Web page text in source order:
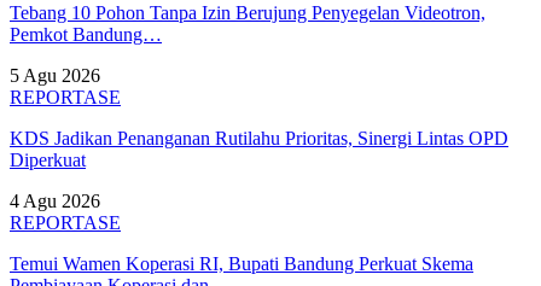
Tebang 10 Pohon Tanpa Izin Berujung Penyegelan Videotron,
Pemkot Bandung…
5 Agu 2026
REPORTASE
KDS Jadikan Penanganan Rutilahu Prioritas, Sinergi Lintas OPD
Diperkuat
4 Agu 2026
REPORTASE
Temui Wamen Koperasi RI, Bupati Bandung Perkuat Skema